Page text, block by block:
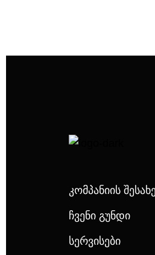
Კომპანიის
Ჩვენი Გუნდი
Სერვისები